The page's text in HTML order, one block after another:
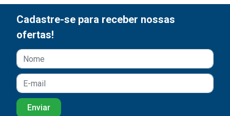
Cadastre-se para receber nossas
ofertas!